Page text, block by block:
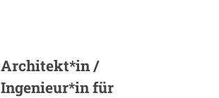
a
b
e
Architekt*in /
Ingenieur*in für